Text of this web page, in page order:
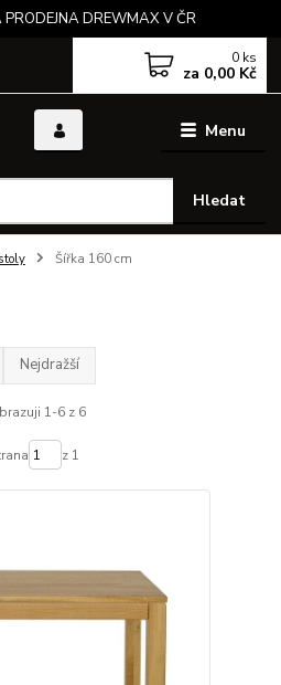
PRODEJNA DREWMAX V ČR
Menu
Hledat
0 ks
za 0,00 Kč
Šířka 160 cm
Nejdražší
1-6 z 6
z 1